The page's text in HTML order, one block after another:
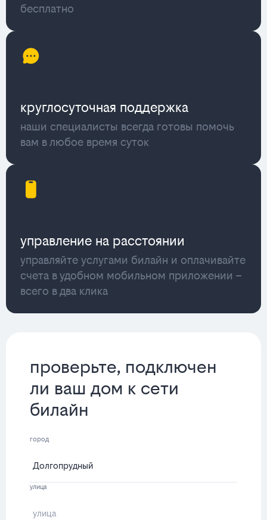
бесплатно
круглосуточная поддержка
наши специалисты всегда готовы помочь
вам в любое время суток
управление на расстоянии
управляйте услугами билайн и оплачивайте
счета в удобном мобильном приложении –
всего в два клика
проверьте, подключен
ли ваш дом к сети
билайн
город
улица